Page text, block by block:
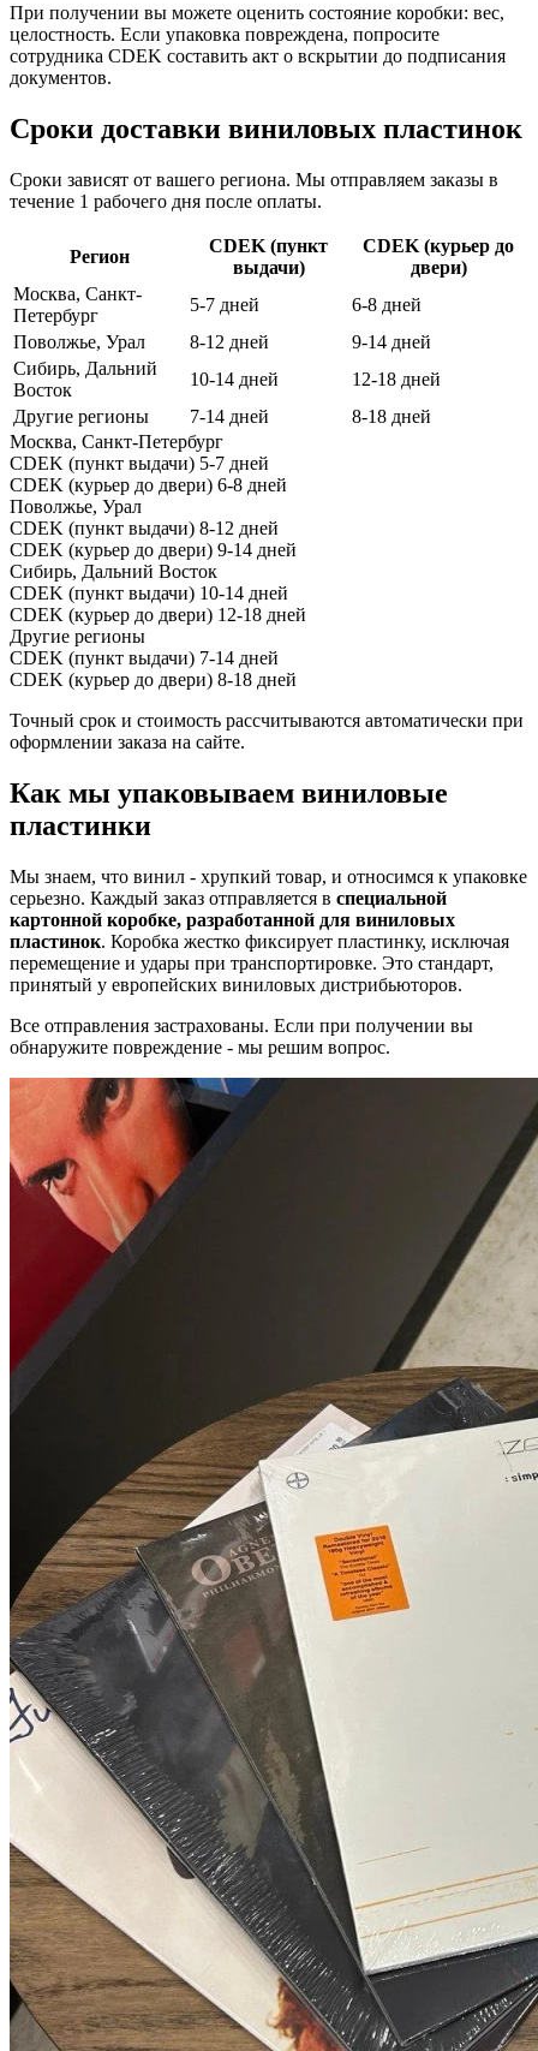
При получении вы можете оценить состояние коробки: вес,
целостность. Если упаковка повреждена, попросите
сотрудника CDEK составить акт о вскрытии до подписания
документов.
Сроки доставки виниловых пластинок
Сроки зависят от вашего региона. Мы отправляем заказы в
течение 1 рабочего дня после оплаты.
Регион
CDEK (пункт
выдачи)
CDEK (курьер до
двери)
Москва, Санкт-
Петербург
5-7 дней
6-8 дней
Поволжье, Урал
8-12 дней
9-14 дней
Сибирь, Дальний
Восток
10-14 дней
12-18 дней
Другие регионы
7-14 дней
8-18 дней
Москва, Санкт-Петербург
CDEK (пункт выдачи) 5-7 дней
CDEK (курьер до двери) 6-8 дней
Поволжье, Урал
CDEK (пункт выдачи) 8-12 дней
CDEK (курьер до двери) 9-14 дней
Сибирь, Дальний Восток
CDEK (пункт выдачи) 10-14 дней
CDEK (курьер до двери) 12-18 дней
Другие регионы
CDEK (пункт выдачи) 7-14 дней
CDEK (курьер до двери) 8-18 дней
Точный срок и стоимость рассчитываются автоматически при
оформлении заказа на сайте.
Как мы упаковываем виниловые
пластинки
Мы знаем, что винил - хрупкий товар, и относимся к упаковке
серьезно. Каждый заказ отправляется в специальной
картонной коробке, разработанной для виниловых
пластинок. Коробка жестко фиксирует пластинку, исключая
перемещение и удары при транспортировке. Это стандарт,
принятый у европейских виниловых дистрибьюторов.
Все отправления застрахованы. Если при получении вы
обнаружите повреждение - мы решим вопрос.